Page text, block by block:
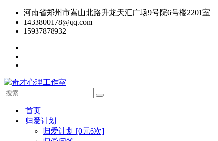
河南省郑州市嵩山北路升龙天汇广场9号院6号楼2201室
1433800178@qq.com
15937878932
首页
归爱计划
归爱计划 [0元6次]